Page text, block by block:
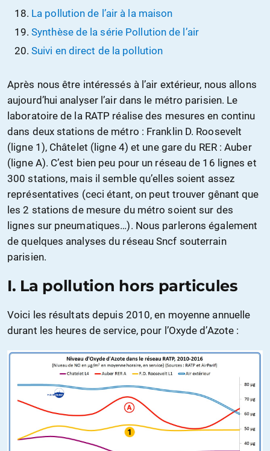
La pollution de l’air à la maison
Synthèse de la série Pollution de l’air
Suivi en direct de la pollution
Après nous être intéressés à l’air extérieur, nous allons
aujourd’hui analyser l’air dans le métro parisien. Le
laboratoire de la RATP réalise des mesures en continu
dans deux stations de métro : Franklin D. Roosevelt
(ligne 1), Châtelet (ligne 4) et une gare du RER : Auber
(ligne A). C’est bien peu pour un réseau de 16 lignes et
300 stations, mais il semble qu’elles soient assez
représentatives (ceci étant, on peut trouver gênant que
les 2 stations de mesure du métro soient sur des
lignes sur pneumatiques…). Nous parlerons également
de quelques analyses du réseau Sncf souterrain
parisien.
I. La pollution hors particules
Voici les résultats depuis 2010, en moyenne annuelle
durant les heures de service, pour l’Oxyde d’Azote :